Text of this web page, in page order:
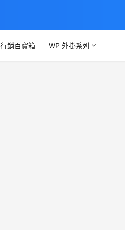
行銷百寶箱 WP 外掛系列